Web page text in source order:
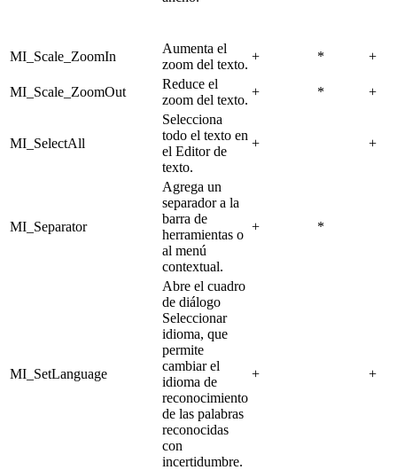
MI_Scale_ZoomIn
Aumenta el
zoom del texto.
+ * +
MI_Scale_ZoomOut
Reduce el
zoom del texto.
+ * +
MI_SelectAll
Selecciona
todo el texto en
el Editor de
texto.
+ +
MI_Separator
Agrega un
separador a la
barra de
herramientas o
al menú
contextual.
+ *
MI_SetLanguage
Abre el cuadro
de diálogo
Seleccionar
idioma, que
permite
cambiar el
idioma de
reconocimiento
de las palabras
reconocidas
con
incertidumbre.
+ +